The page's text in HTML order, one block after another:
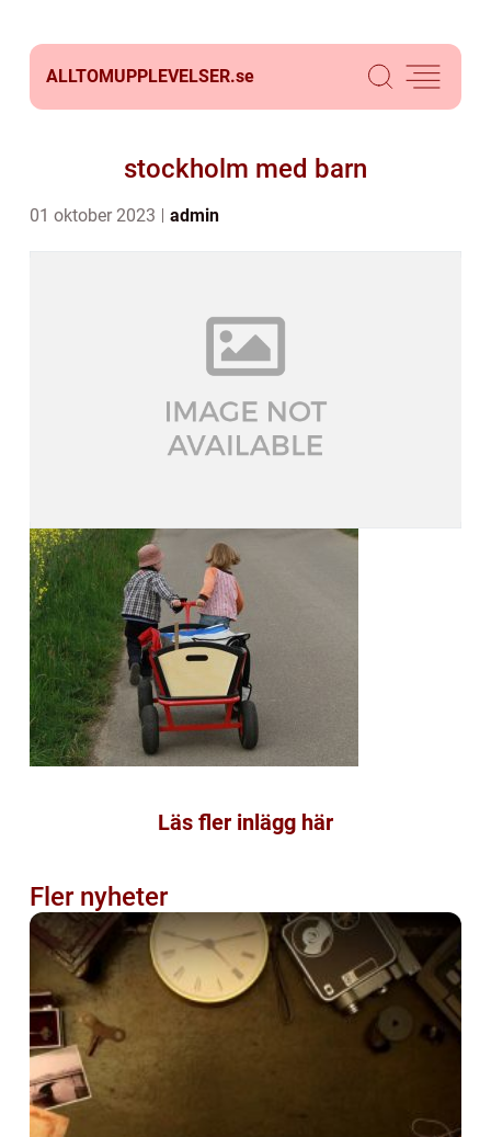
ALLTOMUPPLEVELSER.se
stockholm med barn
01 oktober 2023 admin
Läs fler inlägg här
Fler nyheter